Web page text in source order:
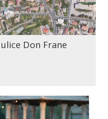
Don Frane